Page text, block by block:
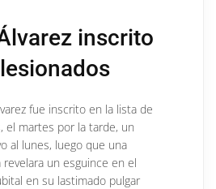
inscrito
fue inscrito en la lista de
el martes por la tarde, un
al lunes, luego que una
un esguince en el
en su lastimado pulgar